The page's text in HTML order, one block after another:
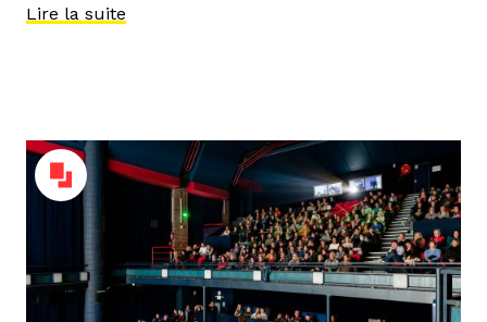
Lire la suite